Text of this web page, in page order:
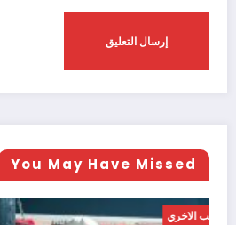
You May Have Missed
العب الاخري